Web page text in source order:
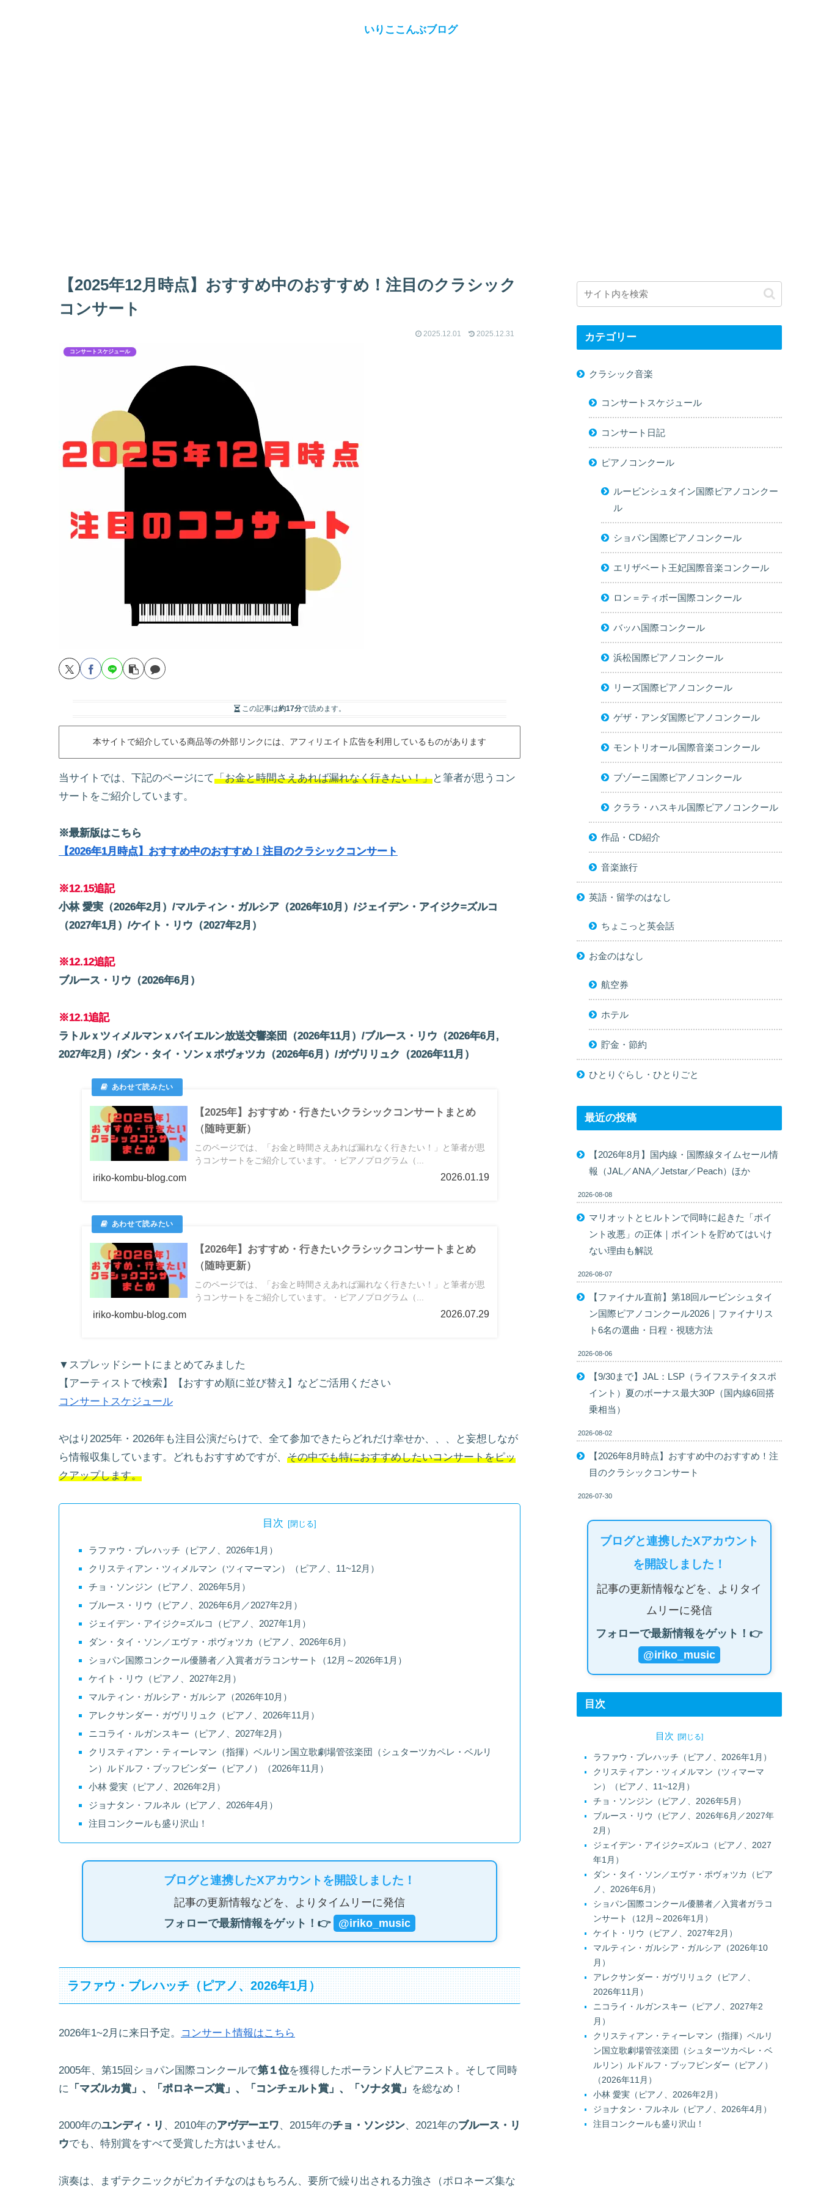
いりここんぶブログ
【2025年12月時点】おすすめ中のおすすめ！注目のクラシック
コンサート
2025.12.01 2025.12.31
コンサートスケジュール
この記事は約17分で読めます。
本サイトで紹介している商品等の外部リンクには、アフィリエイト広告を利用しているものがあります
当サイトでは、下記のページにて「お金と時間さえあれば漏れなく行きたい！」と筆者が思うコン
サートをご紹介しています。
※最新版はこちら
【2026年1月時点】おすすめ中のおすすめ！注目のクラシックコンサート
※12.15追記
小林 愛実（2026年2月）/マルティン・ガルシア（2026年10月）/ジェイデン・アイジク=ズルコ
（2027年1月）/ケイト・リウ（2027年2月）
※12.12追記
ブルース・リウ（2026年6月）
※12.1追記
ラトルｘツィメルマンｘバイエルン放送交響楽団（2026年11月）/ブルース・リウ（2026年6月,
2027年2月）/ダン・タイ・ソンｘポヴォツカ（2026年6月）/ガヴリリュク（2026年11月）
【2025年】おすすめ・行きたいクラシックコンサートまとめ
（随時更新）
このページでは、「お金と時間さえあれば漏れなく行きたい！」と筆者が思
うコンサートをご紹介しています。・ピアノプログラム（...
iriko-kombu-blog.com 2026.01.19
【2026年】おすすめ・行きたいクラシックコンサートまとめ
（随時更新）
このページでは、「お金と時間さえあれば漏れなく行きたい！」と筆者が思
うコンサートをご紹介しています。・ピアノプログラム（...
iriko-kombu-blog.com 2026.07.29
▼スプレッドシートにまとめてみました
【アーティストで検索】【おすすめ順に並び替え】などご活用ください
コンサートスケジュール
やはり2025年・2026年も注目公演だらけで、全て参加できたらどれだけ幸せか、、、と妄想しなが
ら情報収集しています。どれもおすすめですが、 その中でも特におすすめしたいコンサートをピッ
クアップします。
目次
ラファウ・ブレハッチ（ピアノ、2026年1月）
クリスティアン・ツィメルマン（ツィマーマン）（ピアノ、11~12月）
チョ・ソンジン（ピアノ、2026年5月）
ブルース・リウ（ピアノ、2026年6月／2027年2月）
ジェイデン・アイジク=ズルコ（ピアノ、2027年1月）
ダン・タイ・ソン／エヴァ・ポヴォツカ（ピアノ、2026年6月）
ショパン国際コンクール優勝者／入賞者ガラコンサート（12月～2026年1月）
ケイト・リウ（ピアノ、2027年2月）
マルティン・ガルシア・ガルシア（2026年10月）
アレクサンダー・ガヴリリュク（ピアノ、2026年11月）
ニコライ・ルガンスキー（ピアノ、2027年2月）
クリスティアン・ティーレマン（指揮）ベルリン国立歌劇場管弦楽団（シュターツカペレ・ベルリ
ン）ルドルフ・ブッフビンダー（ピアノ）（2026年11月）
小林 愛実（ピアノ、2026年2月）
ジョナタン・フルネル（ピアノ、2026年4月）
注目コンクールも盛り沢山！
ブログと連携したXアカウントを開設しました！
記事の更新情報などを、よりタイムリーに発信
フォローで最新情報をゲット！👉
@iriko_music
ラファウ・ブレハッチ（ピアノ、2026年1月）
2026年1~2月に来日予定。 コンサート情報はこちら
2005年、第15回ショパン国際コンクールで第１位を獲得したポーランド人ピアニスト。そして同時
に 「マズルカ賞」、「ポロネーズ賞」、「コンチェルト賞」、「ソナタ賞」 を総なめ！
2000年のユンディ・リ 、2010年のアヴデーエワ、2015年のチョ・ソンジン、2021年のブルース・リ
ウでも、特別賞をすべて受賞した方はいません。
演奏は、まずテクニックがピカイチなのはもちろん、要所で繰り出される力強さ（ポロネーズ集な
カテゴリー
クラシック音楽
コンサートスケジュール
コンサート日記
ピアノコンクール
ルービンシュタイン国際ピアノコンクー
ル
ショパン国際ピアノコンクール
エリザベート王妃国際音楽コンクール
ロン＝ティボー国際コンクール
バッハ国際コンクール
浜松国際ピアノコンクール
リーズ国際ピアノコンクール
ゲザ・アンダ国際ピアノコンクール
モントリオール国際音楽コンクール
ブゾーニ国際ピアノコンクール
クララ・ハスキル国際ピアノコンクール
作品・CD紹介
音楽旅行
英語・留学のはなし
ちょこっと英会話
お金のはなし
航空券
ホテル
貯金・節約
ひとりぐらし・ひとりごと
最近の投稿
【2026年8月】国内線・国際線タイムセール情
報（JAL／ANA／Jetstar／Peach）ほか
2026-08-08
マリオットとヒルトンで同時に起きた「ポイ
ント改悪」の正体｜ポイントを貯めてはいけ
ない理由も解説
2026-08-07
【ファイナル直前】第18回ルービンシュタイ
ン国際ピアノコンクール2026｜ファイナリス
ト6名の選曲・日程・視聴方法
2026-08-06
【9/30まで】JAL：LSP（ライフステイタスポ
イント）夏のボーナス最大30P（国内線6回搭
乗相当）
2026-08-02
【2026年8月時点】おすすめ中のおすすめ！注
目のクラシックコンサート
2026-07-30
ブログと連携したXアカウント
を開設しました！
記事の更新情報などを、よりタイ
ムリーに発信
フォローで最新情報をゲット！👉
@iriko_music
目次
目次
ラファウ・ブレハッチ（ピアノ、2026年1月）
クリスティアン・ツィメルマン（ツィマーマ
ン）（ピアノ、11~12月）
チョ・ソンジン（ピアノ、2026年5月）
ブルース・リウ（ピアノ、2026年6月／2027年
2月）
ジェイデン・アイジク=ズルコ（ピアノ、2027
年1月）
ダン・タイ・ソン／エヴァ・ポヴォツカ（ピア
ノ、2026年6月）
ショパン国際コンクール優勝者／入賞者ガラコ
ンサート（12月～2026年1月）
ケイト・リウ（ピアノ、2027年2月）
マルティン・ガルシア・ガルシア（2026年10
月）
アレクサンダー・ガヴリリュク（ピアノ、
2026年11月）
ニコライ・ルガンスキー（ピアノ、2027年2
月）
クリスティアン・ティーレマン（指揮）ベルリ
ン国立歌劇場管弦楽団（シュターツカペレ・ベ
ルリン）ルドルフ・ブッフビンダー（ピアノ）
（2026年11月）
小林 愛実（ピアノ、2026年2月）
ジョナタン・フルネル（ピアノ、2026年4月）
注目コンクールも盛り沢山！